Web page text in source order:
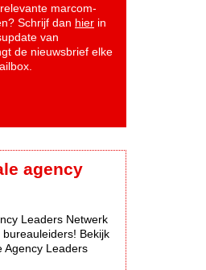
marcom-
Schrijf dan hier in
van
de nieuwsbrief elke
agency
Leaders Netwerk
Bekijk
Agency Leaders